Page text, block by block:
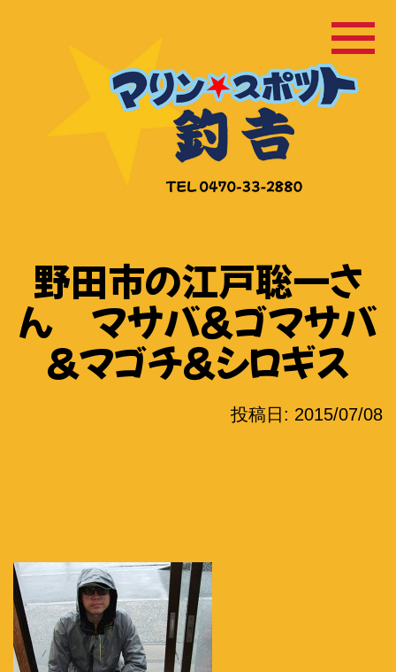
野田市の江戸聡一さ
ん マサバ＆ゴマサバ
&マゴチ＆シロギス
投稿日: 2015/07/08